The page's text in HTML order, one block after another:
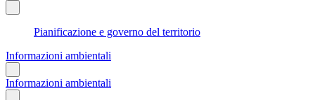
Pianificazione e governo del territorio
Informazioni ambientali
Informazioni ambientali